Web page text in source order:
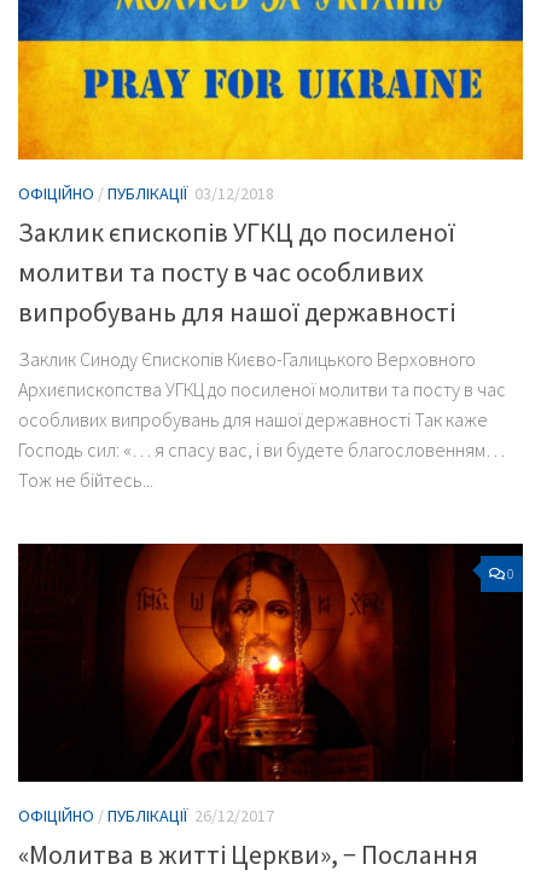
ОФІЦІЙНО /ПУБЛІКАЦІЇ 03/12/2018
Заклик єпископів УГКЦ до посиленої
молитви та посту в час особливих
випробувань для нашої державності
Заклик Синоду Єпископів Києво-Галицького Верховного
Архиєпископства УГКЦ до посиленої молитви та посту в час
особливих випробувань для нашої державності Так каже
Господь сил: «… я спасу вас, і ви будете благословенням…
Тож не бійтесь...
0
ОФІЦІЙНО /ПУБЛІКАЦІЇ 26/12/2017
«Молитва в житті Церкви», − Послання